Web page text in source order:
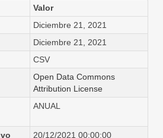
Valor
Diciembre 21, 2021
Diciembre 21, 2021
CSV
Open Data Commons
Attribution License
ANUAL
20/12/2021 00:00:00